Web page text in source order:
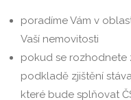
poradíme Vám v
Vaší nemovitosti
pokud se rozhodnete
podkladě zjištění
které bude splňovat